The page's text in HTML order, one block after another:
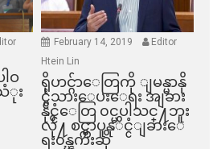
ဝ
း
February 14, 2019
Editor
Htein Lin
ရိုဟင္ဂ်ာေတြကို ျမန္မာနို
င္ငံသားေပးေရး အျခား
နိုင္ငံေတြ ၀င္မပါသင္႔ဘူး
လို႔ စင္ကာပူနုိင္ငံျခားေ
ရး၀န္ၾကီးဆို